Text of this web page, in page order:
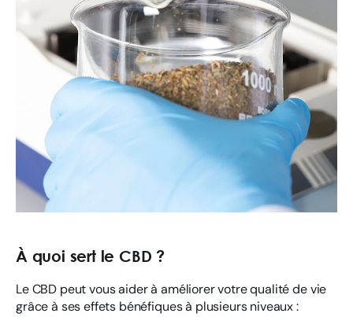
À quoi sert le CBD ?
Le CBD peut vous aider à améliorer votre qualité de vie
grâce à ses effets bénéfiques à plusieurs niveaux :